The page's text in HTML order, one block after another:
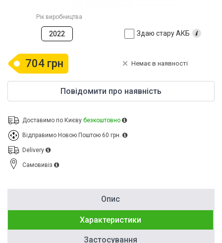
Рік виробництва
2022 Здаю стару АКБ
704 грн Немає в наявності
Повідомити про наявність
Доставимо по Києву безкоштовно
Відправимо Новою Поштою 60 грн.
Delivery
Cамовивіз
Опис
Характеристики
Застосування